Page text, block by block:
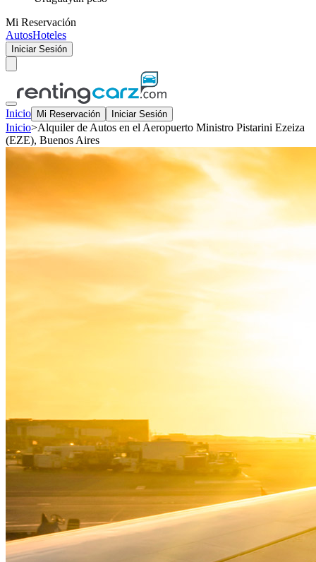
Mi Reservación
AutosHoteles
Iniciar Sesión
Inicio Mi Reservación Iniciar Sesión
Inicio>Alquiler de Autos en el Aeropuerto Ministro Pistarini Ezeiza
(EZE), Buenos Aires